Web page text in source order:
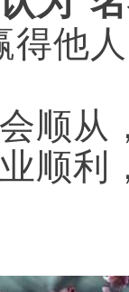
得他
顺从
顺利